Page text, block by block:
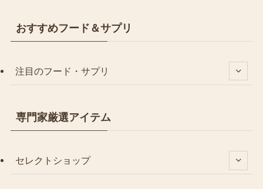
おすすめフード＆サプリ
注目のフード・サプリ
専門家厳選アイテム
セレクトショップ